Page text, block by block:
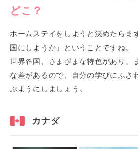
どこ？
ホームステイをしようと決めたらま
国にしようか」ということですね。
世界各国、さまざまな特色があり、
な差があるので、自分の学びにふさ
ぶようにしましょう。
カナダ